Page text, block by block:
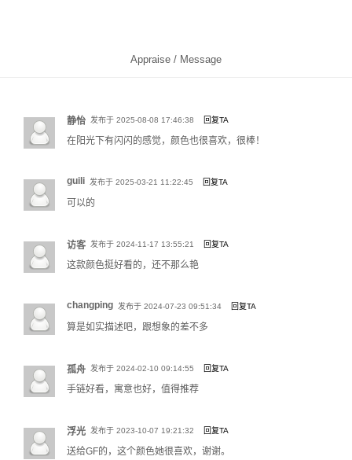
测腕围方法二：使用纸条、短绳缠绕腕骨并标记，再用直尺测量纸条展开后的
标记长度。
的尺码。
我们的项链多数为固定长度，可根据产品信息中的标注选择下单，各种长度示
例：
Appraise / Message
静怡 发布于 2025-08-08 17:46:38 回复TA
在阳光下有闪闪的感觉，颜色也很喜欢，很棒！
guili 发布于 2025-03-21 11:22:45 回复TA
可以的
访客 发布于 2024-11-17 13:55:21 回复TA
这款颜色挺好看的，还不那么艳
changping 发布于 2024-07-23 09:51:34 回复TA
算是如实描述吧，跟想象的差不多
孤舟 发布于 2024-02-10 09:14:55 回复TA
手链好看，寓意也好，值得推荐
浮光 发布于 2023-10-07 19:21:32 回复TA
送给GF的，这个颜色她很喜欢，谢谢。